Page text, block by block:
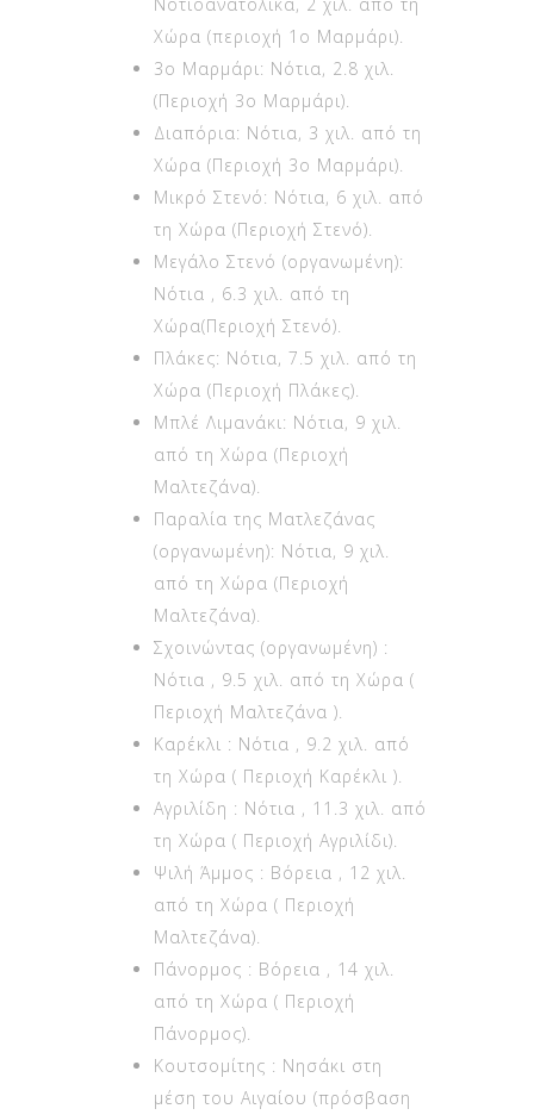
3ο Μαρμάρι: Νότια, 2.8 χιλ.
(Περιοχή 3ο Μαρμάρι).
Διαπόρια: Νότια, 3 χιλ. από τη
Χώρα (Περιοχή 3ο Μαρμάρι).
Μικρό Στενό: Νότια, 6 χιλ. από
τη Χώρα (Περιοχή Στενό).
Μεγάλο Στενό (οργανωμένη):
Νότια , 6.3 χιλ. από τη
Χώρα(Περιοχή Στενό).
Πλάκες: Νότια, 7.5 χιλ. από τη
Χώρα (Περιοχή Πλάκες).
Μπλέ Λιμανάκι: Νότια, 9 χιλ.
από τη Χώρα (Περιοχή
Μαλτεζάνα).
Παραλία της Ματλεζάνας
(οργανωμένη): Νότια, 9 χιλ.
από τη Χώρα (Περιοχή
Μαλτεζάνα).
Σχοινώντας (οργανωμένη) :
Νότια , 9.5 χιλ. από τη Χώρα (
Περιοχή Μαλτεζάνα ).
Καρέκλι : Νότια , 9.2 χιλ. από
τη Χώρα ( Περιοχή Καρέκλι ).
Αγριλίδη : Νότια , 11.3 χιλ. από
τη Χώρα ( Περιοχή Αγριλίδι).
Ψιλή Άμμος : Βόρεια , 12 χιλ.
από τη Χώρα ( Περιοχή
Μαλτεζάνα).
Πάνορμος : Βόρεια , 14 χιλ.
από τη Χώρα ( Περιοχή
Πάνορμος).
Κουτσομίτης : Νησάκι στη
μέση του Αιγαίου (πρόσβαση
μόνο με σκάφος ή εκδρομικό